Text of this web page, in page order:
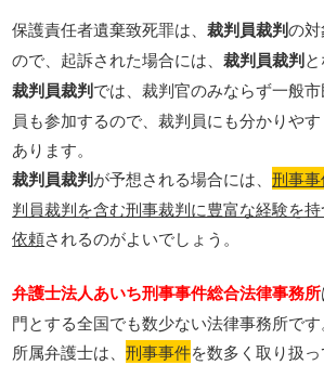
保護責任者遺棄致死罪は、裁判員裁判の
ので、起訴された場合には、裁判員裁判
裁判員裁判では、裁判官のみならず一般
員も参加するので、裁判員にも分かりや
あります。
裁判員裁判が予想される場合には、刑事
判員裁判を含む刑事裁判に豊富な経験を
依頼されるのがよいでしょう。
弁護士法人あいち刑事事件総合法律事務所
門とする全国でも数少ない法律事務所です
所属弁護士は、刑事事件を数多く取り扱